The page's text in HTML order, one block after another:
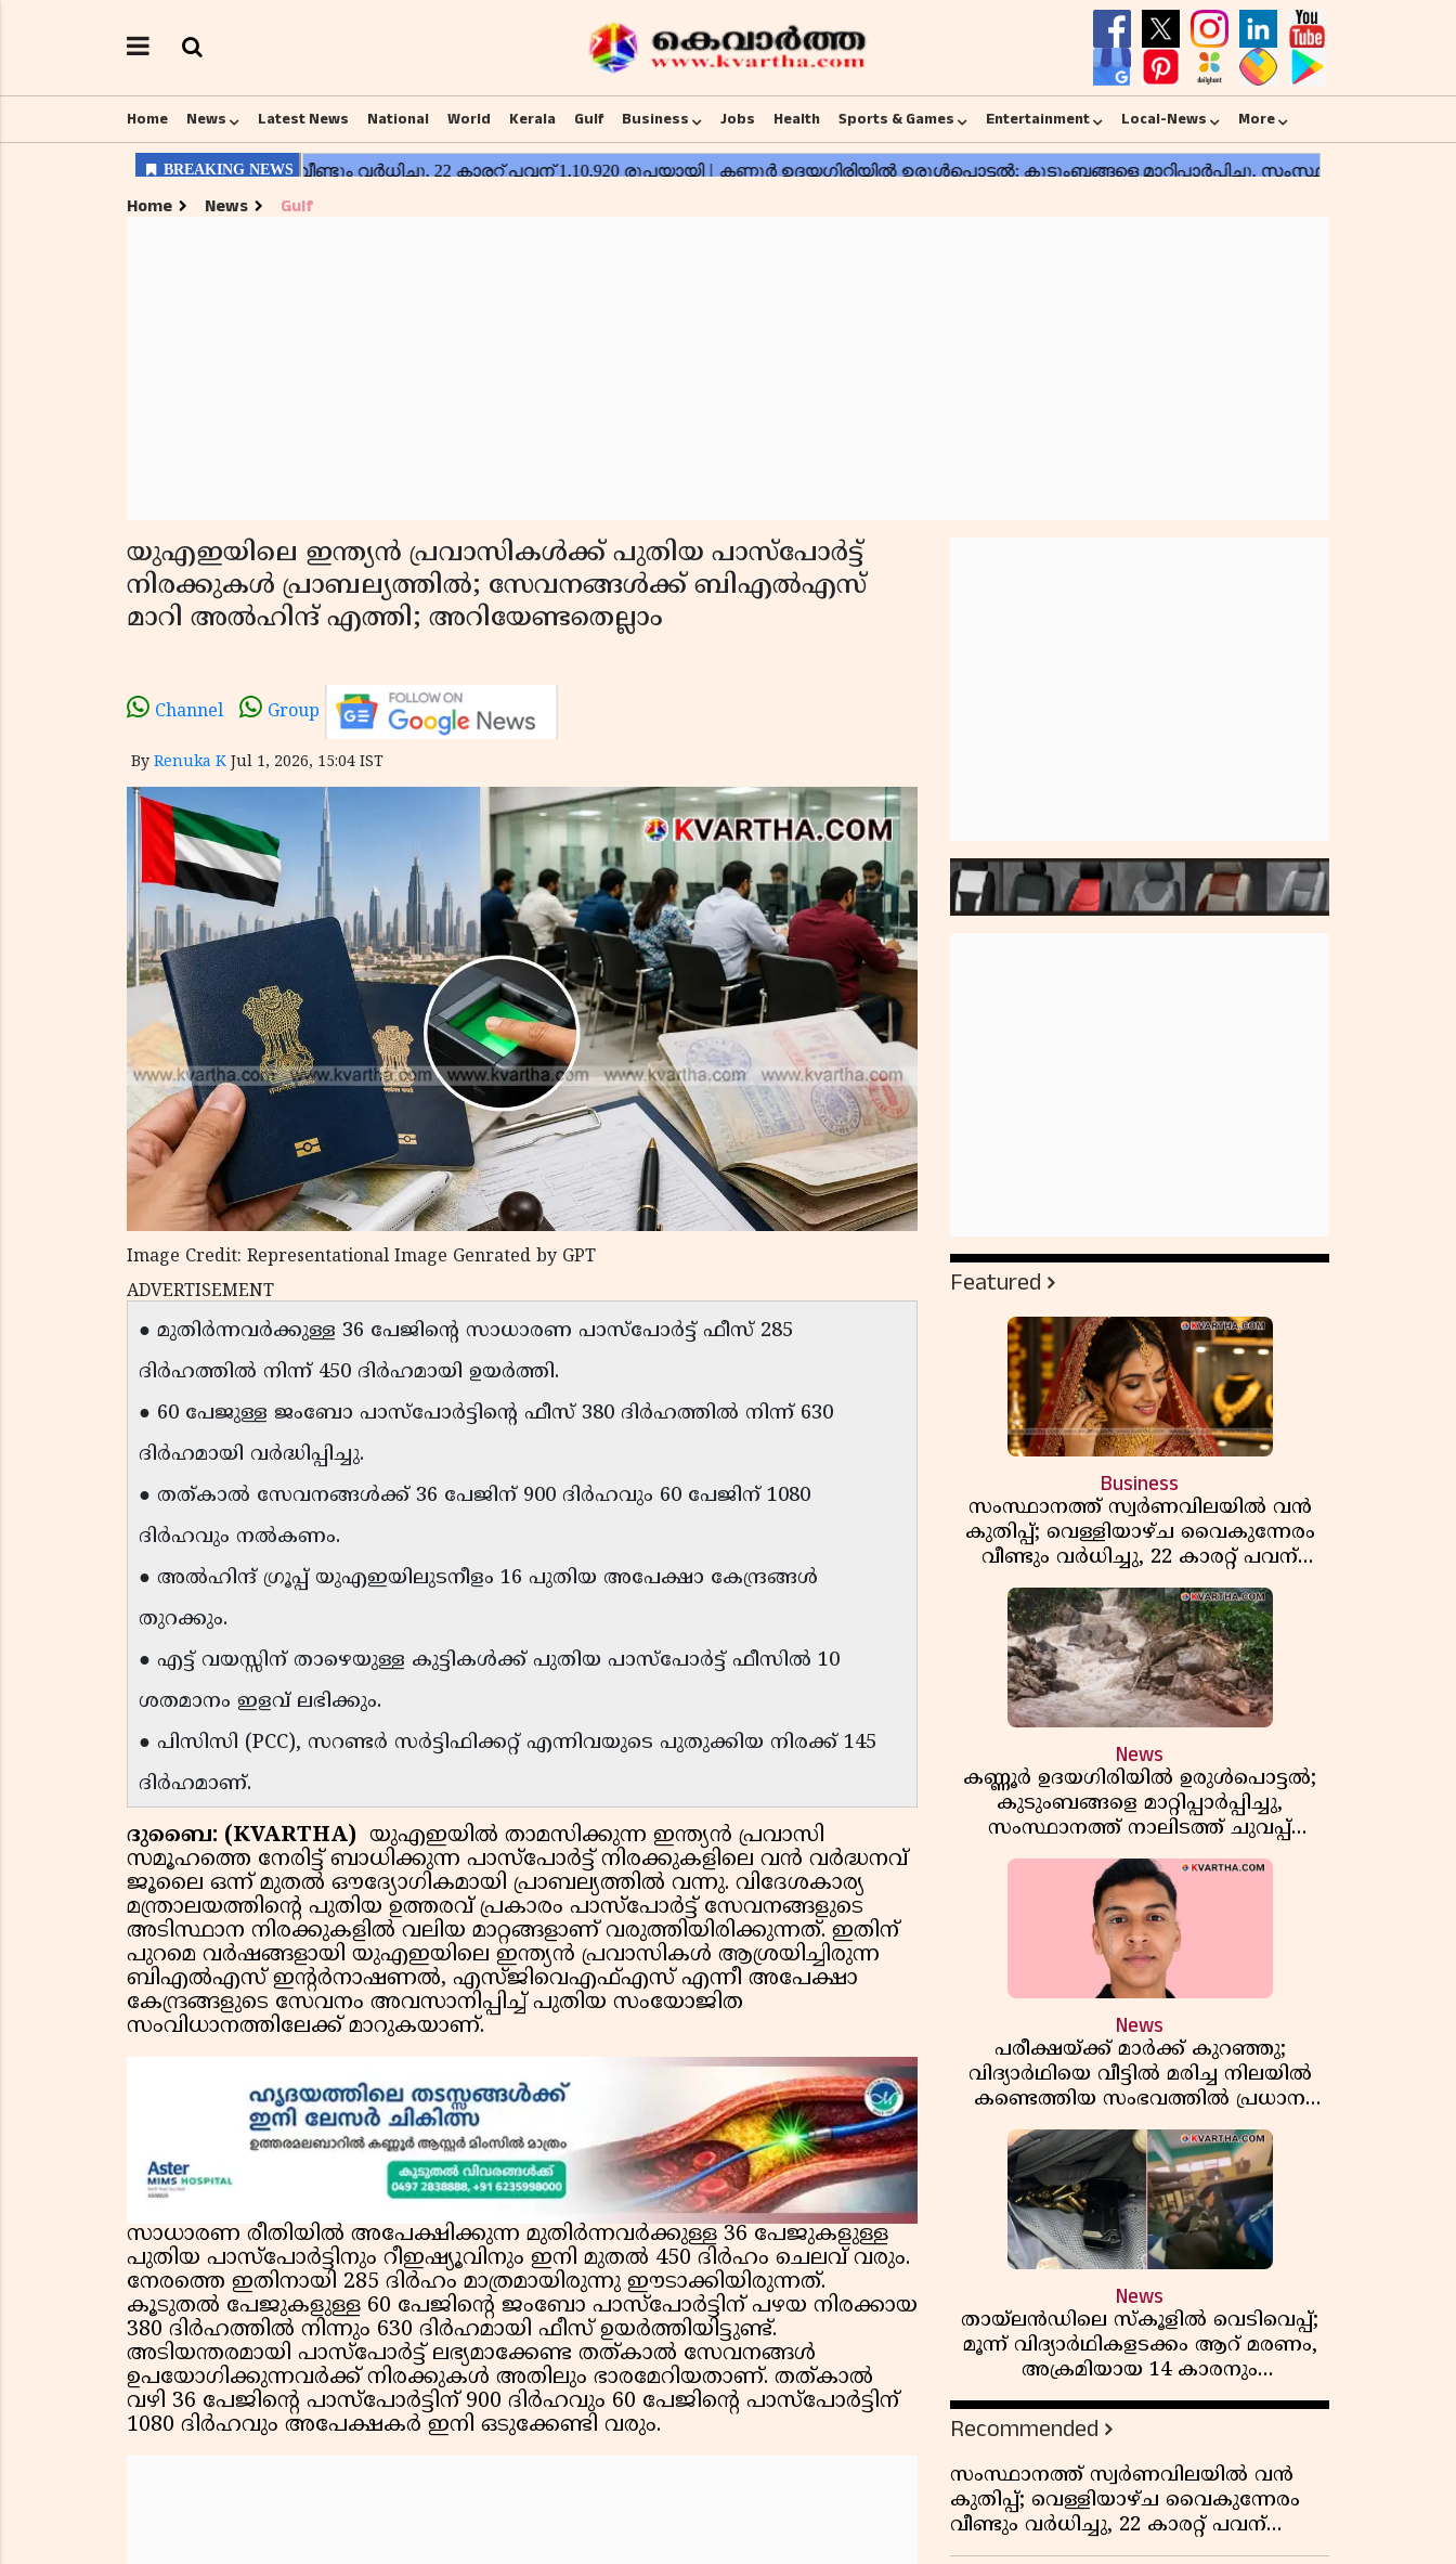
Home News Latest News National World Kerala Gulf Business Jobs Health Sports & Games Entertainment Local-News More
Home News Gulf
യുഎഇയിലെ ഇന്ത്യൻ പ്രവാസികൾക്ക് പുതിയ പാസ്‌പോർട്ട്
നിരക്കുകൾ പ്രാബല്യത്തിൽ; സേവനങ്ങൾക്ക് ബിഎൽഎസ്
മാറി അൽഹിന്ദ് എത്തി; അറിയേണ്ടതെല്ലാം
Channel Group
By Renuka K Jul 1, 2026, 15:04 IST
Image Credit: Representational Image Genrated by GPT
ADVERTISEMENT
● മുതിർന്നവർക്കുള്ള 36 പേജിന്റെ സാധാരണ പാസ്‌പോർട്ട് ഫീസ് 285
ദിർഹത്തിൽ നിന്ന് 450 ദിർഹമായി ഉയർത്തി.
● 60 പേജുള്ള ജംബോ പാസ്‌പോർട്ടിന്റെ ഫീസ് 380 ദിർഹത്തിൽ നിന്ന് 630
ദിർഹമായി വർദ്ധിപ്പിച്ചു.
● തത്കാൽ സേവനങ്ങൾക്ക് 36 പേജിന് 900 ദിർഹവും 60 പേജിന് 1080
ദിർഹവും നൽകണം.
● അൽഹിന്ദ് ഗ്രൂപ്പ് യുഎഇയിലുടനീളം 16 പുതിയ അപേക്ഷാ കേന്ദ്രങ്ങൾ
തുറക്കും.
● എട്ട് വയസ്സിന് താഴെയുള്ള കുട്ടികൾക്ക് പുതിയ പാസ്‌പോർട്ട് ഫീസിൽ 10
ശതമാനം ഇളവ് ലഭിക്കും.
● പിസിസി (PCC), സറണ്ടർ സർട്ടിഫിക്കറ്റ് എന്നിവയുടെ പുതുക്കിയ നിരക്ക് 145
ദിർഹമാണ്.
ദുബൈ: (KVARTHA) യുഎഇയിൽ താമസിക്കുന്ന ഇന്ത്യൻ പ്രവാസി
സമൂഹത്തെ നേരിട്ട് ബാധിക്കുന്ന പാസ്‌പോർട്ട് നിരക്കുകളിലെ വൻ വർദ്ധനവ്
ജൂലൈ ഒന്ന് മുതൽ ഔദ്യോഗികമായി പ്രാബല്യത്തിൽ വന്നു. വിദേശകാര്യ
മന്ത്രാലയത്തിൻ്റെ പുതിയ ഉത്തരവ് പ്രകാരം പാസ്‌പോർട്ട് സേവനങ്ങളുടെ
അടിസ്ഥാന നിരക്കുകളിൽ വലിയ മാറ്റങ്ങളാണ് വരുത്തിയിരിക്കുന്നത്. ഇതിന്
പുറമെ വർഷങ്ങളായി യുഎഇയിലെ ഇന്ത്യൻ പ്രവാസികൾ ആശ്രയിച്ചിരുന്ന
ബിഎൽഎസ് ഇൻ്റർനാഷണൽ, എസ്ജിവെഎഫ്എസ് എന്നീ അപേക്ഷാ
കേന്ദ്രങ്ങളുടെ സേവനം അവസാനിപ്പിച്ച് പുതിയ സംയോജിത
സംവിധാനത്തിലേക്ക് മാറുകയാണ്.
സാധാരണ രീതിയിൽ അപേക്ഷിക്കുന്ന മുതിർന്നവർക്കുള്ള 36 പേജുകളുള്ള
പുതിയ പാസ്‌പോർട്ടിനും റീഇഷ്യൂവിനും ഇനി മുതൽ 450 ദിർഹം ചെലവ് വരും.
നേരത്തെ ഇതിനായി 285 ദിർഹം മാത്രമായിരുന്നു ഈടാക്കിയിരുന്നത്.
കൂടുതൽ പേജുകളുള്ള 60 പേജിൻ്റെ ജംബോ പാസ്‌പോർട്ടിന് പഴയ നിരക്കായ
380 ദിർഹത്തിൽ നിന്നും 630 ദിർഹമായി ഫീസ് ഉയർത്തിയിട്ടുണ്ട്.
അടിയന്തരമായി പാസ്‌പോർട്ട് ലഭ്യമാക്കേണ്ട തത്കാൽ സേവനങ്ങൾ
ഉപയോഗിക്കുന്നവർക്ക് നിരക്കുകൾ അതിലും ഭാരമേറിയതാണ്. തത്കാൽ
വഴി 36 പേജിൻ്റെ പാസ്‌പോർട്ടിന് 900 ദിർഹവും 60 പേജിൻ്റെ പാസ്‌പോർട്ടിന്
1080 ദിർഹവും അപേക്ഷകർ ഇനി ഒടുക്കേണ്ടി വരും.
Featured
Business
സംസ്ഥാനത്ത് സ്വർണവിലയിൽ വൻ
കുതിപ്പ്; വെള്ളിയാഴ്ച വൈകുന്നേരം
വീണ്ടും വർധിച്ചു, 22 കാരറ്റ് പവന്
1,10,920 രൂപയായി
News
കണ്ണൂർ ഉദയഗിരിയിൽ ഉരുൾപൊട്ടൽ;
കുടുംബങ്ങളെ മാറ്റിപ്പാർപ്പിച്ചു,
സംസ്ഥാനത്ത് നാലിടത്ത് ചുവപ്പ്
ജാഗ്രത
News
പരീക്ഷയ്ക്ക് മാർക്ക് കുറഞ്ഞു;
വിദ്യാർഥിയെ വീട്ടിൽ മരിച്ച നിലയിൽ
കണ്ടെത്തിയ സംഭവത്തിൽ പ്രധാന
അധ്യാപികക്കെതിരെ പരാതി
News
തായ്‌ലൻഡിലെ സ്‌കൂളിൽ വെടിവെപ്പ്;
മൂന്ന് വിദ്യാർഥികളടക്കം ആറ് മരണം,
അക്രമിയായ 14 കാരനും
മരിച്ചനിലയിൽ
Recommended
സംസ്ഥാനത്ത് സ്വർണവിലയിൽ വൻ
കുതിപ്പ്; വെള്ളിയാഴ്ച വൈകുന്നേരം
വീണ്ടും വർധിച്ചു, 22 കാരറ്റ് പവന്
1,10,920 രൂപയായി